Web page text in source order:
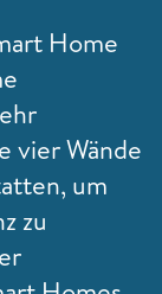
Home
vier Wände
um
zu